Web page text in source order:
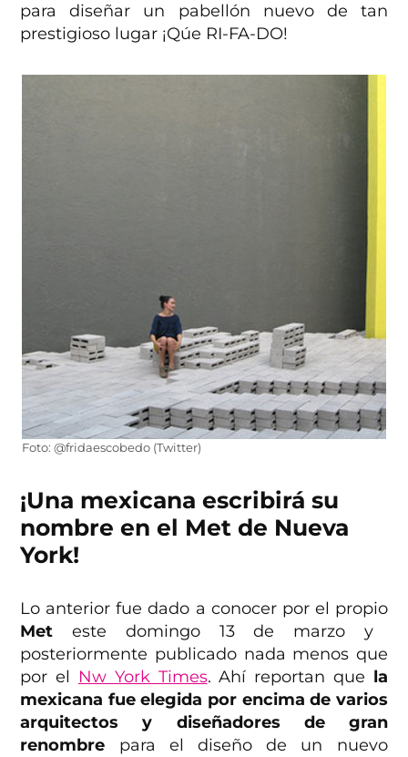
para diseñar un pabellón nuevo de tan
prestigioso lugar ¡Qúe RI-FA-DO!
Foto: @fridaescobedo (Twitter)
¡Una mexicana escribirá su
nombre en el Met de Nueva
York!
Lo anterior fue dado a conocer por el propio
Met este domingo 13 de marzo y
posteriormente publicado nada menos que
por el Nw York Times. Ahí reportan que la
mexicana fue elegida por encima de varios
arquitectos y diseñadores de gran
renombre para el diseño de un nuevo